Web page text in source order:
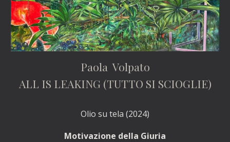
Paola Volpato
ALL IS LEAKING (TUTTO SI SCIOGLIE)
Olio su tela (2024)
Motivazione della Giuria